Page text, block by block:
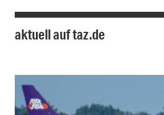
aktuell auf taz.de